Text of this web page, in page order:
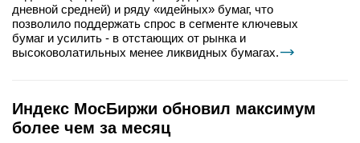
дневной средней) и ряду «идейных» бумаг, что
позволило поддержать спрос в сегменте ключевых
бумаг и усилить - в отстающих от рынка и
высоковолатильных менее ликвидных бумагах.
Индекс МосБиржи обновил максимум
более чем за месяц